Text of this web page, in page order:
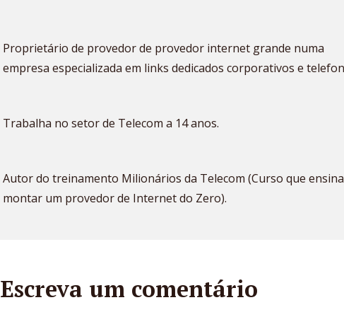
Proprietário de provedor de provedor internet grande numa
empresa especializada em links dedicados corporativos e
Trabalha no setor de Telecom a 14 anos.
Autor do treinamento Milionários da Telecom (Curso que
montar um provedor de Internet do Zero).
Escreva um comentário